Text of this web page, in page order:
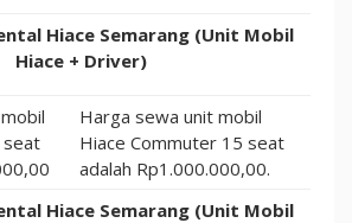
Hiace Semarang (Unit Mobil
Hiace + Driver)
seat
Harga sewa unit mobil
Hiace Commuter 15 seat
adalah Rp1.000.000,00.
Hiace Semarang (Unit Mobil